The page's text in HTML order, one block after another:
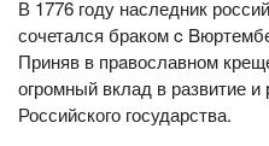
В 1776 году наследник
сочетался браком c
Приняв в прaвославном
огромный вклад в развитие
Российского государства.